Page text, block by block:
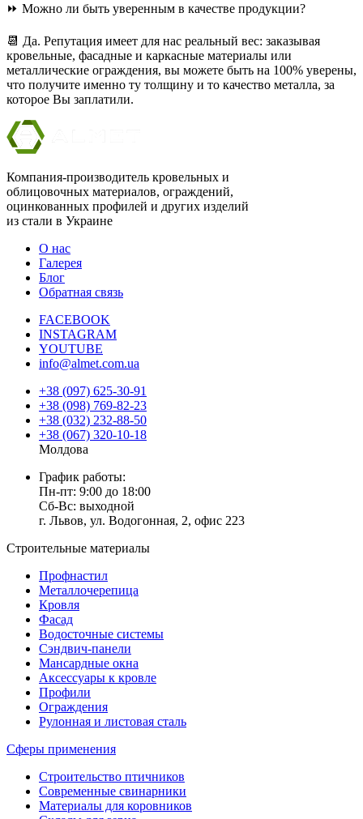
⏩ Можно ли быть уверенным в качестве продукции?
📆 Да. Репутация имеет для нас реальный вес: заказывая
кровельные, фасадные и каркасные материалы или
металлические ограждения, вы можете быть на 100% уверены,
что получите именно ту толщину и то качество металла, за
которое Вы заплатили.
Компания-производитель кровельных и
облицовочных материалов, ограждений,
оцинкованных профилей и других изделий
из стали в Украине
О нас
Галерея
Блог
Обратная связь
FACEBOOK
INSTAGRAM
YOUTUBE
info@almet.com.ua
+38 (097) 625-30-91
+38 (098) 769-82-23
+38 (032) 232-88-50
+38 (067) 320-10-18
Молдова
График работы:
Пн-пт: 9:00 до 18:00
Сб-Вс: выходной
г. Львов, ул. Водогонная, 2, офис 223
Строительные материалы
Профнастил
Металлочерепица
Кровля
Фасад
Водосточные системы
Сэндвич-панели
Мансардные окна
Аксессуары к кровле
Профили
Ограждения
Рулонная и листовая сталь
Сферы применения
Строительство птичников
Современные свинарники
Материалы для коровников